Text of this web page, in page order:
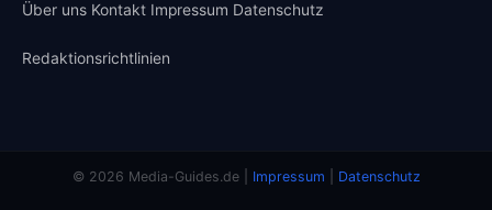
Über uns Kontakt Impressum Datenschutz
Redaktionsrichtlinien
© 2026 Media-Guides.de | Impressum Datenschutz